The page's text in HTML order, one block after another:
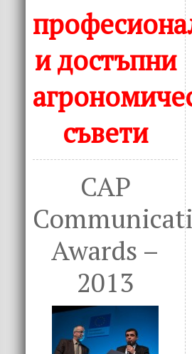
и достъпни
съвети
CAP
Awards –
2013